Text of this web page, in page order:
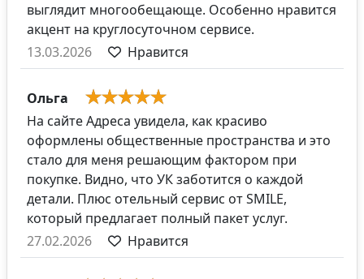
выглядит многообещающе. Особенно нравится
акцент на круглосуточном сервисе.
13.03.2026
Нравится
Ольга
На сайте Адреса увидела, как красиво
оформлены общественные пространства и это
стало для меня решающим фактором при
покупке. Видно, что УК заботится о каждой
детали. Плюс отельный сервис от SMILE,
который предлагает полный пакет услуг.
27.02.2026
Нравится